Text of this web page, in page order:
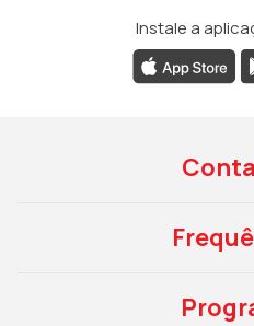
Instale a